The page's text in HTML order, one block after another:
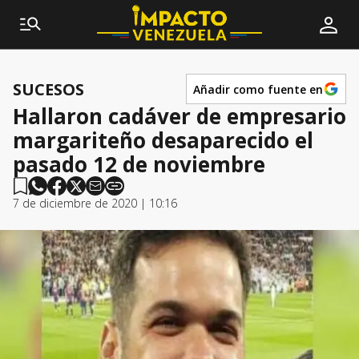
SUCESOS Añadir como fuente en
Hallaron cadáver de empresario
margariteño desaparecido el
pasado 12 de noviembre
7 de diciembre de 2020 | 10:16